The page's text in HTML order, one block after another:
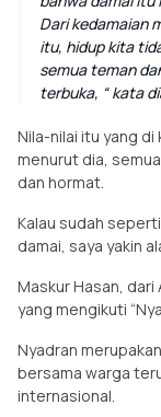
Dari kedamaian
itu, hidup kita
semua teman
terbuka, “ kata
Nila-nilai itu yang di
menurut dia,
dan hormat.
Kalau sudah
damai, saya yakin
Maskur Hasan,
yang mengikuti
Nyadran
bersama warga
internasional.